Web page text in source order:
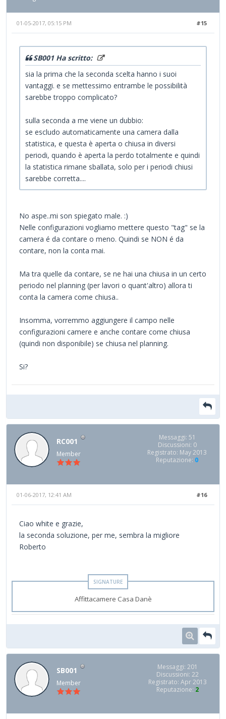
#15
01-05-2017, 05:15 PM
SB001 Ha scritto:
sia la prima che la seconda scelta hanno i suoi
vantaggi. e se mettessimo entrambe le possibilità
sarebbe troppo complicato?
sulla seconda a me viene un dubbio:
se escludo automaticamente una camera dalla
statistica, e questa è aperta o chiusa in diversi
periodi, quando è aperta la perdo totalmente e quindi
la statistica rimane sballata, solo per i periodi chiusi
sarebbe corretta....
No aspe..mi son spiegato male. :)
Nelle configurazioni vogliamo mettere questo "tag" se la
camera é da contare o meno. Quindi se NON é da
contare, non la conta mai.
Ma tra quelle da contare, se ne hai una chiusa in un certo
periodo nel planning (per lavori o quant'altro) allora ti
conta la camera come chiusa..
Insomma, vorremmo aggiungere il campo nelle
configurazioni camere e anche contare come chiusa
(quindi non disponibile) se chiusa nel planning.
Si?
RC001
Member
Messaggi: 51
Discussioni: 0
Registrato: May 2013
Reputazione: 0
#16
01-06-2017, 12:41 AM
Ciao white e grazie,
la seconda soluzione, per me, sembra la migliore
Roberto
Affittacamere Casa Danè
SB001
Member
Messaggi: 201
Discussioni: 22
Registrato: Apr 2013
Reputazione: 2